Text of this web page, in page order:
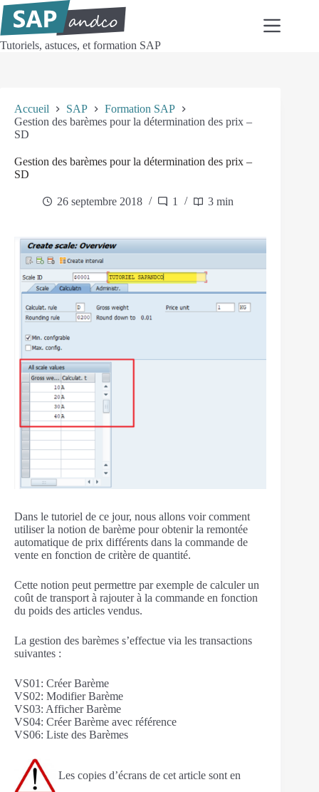
Passer
au
contenu
Tutoriels, astuces, et formation SAP
Accueil SAP
Formation SAP
Gestion des barèmes pour la détermination des prix –
SD
Gestion des barèmes pour la détermination des prix –
SD
26 septembre 2018 1 3 min
Dans le tutoriel de ce jour, nous allons voir comment
utiliser la notion de barème pour obtenir la remontée
automatique de prix différents dans la commande de
vente en fonction de critère de quantité.
Cette notion peut permettre par exemple de calculer un
coût de transport à rajouter à la commande en fonction
du poids des articles vendus.
La gestion des barèmes s’effectue via les transactions
suivantes :
VS01: Créer Barème
VS02: Modifier Barème
VS03: Afficher Barème
VS04: Créer Barème avec référence
VS06: Liste des Barèmes
Les copies d’écrans de cet article sont en